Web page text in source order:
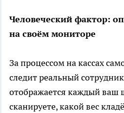
Человеческий фактор:
на своём мониторе
За процессом на кассах
следит реальный
отображается каждый ваш
сканируете, какой вес